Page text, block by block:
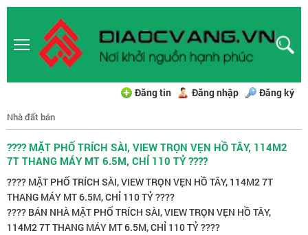
Đăng tin Đăng nhập Đăng ký
Nhà đất bán
???? MẶT PHỐ TRÍCH SÀI, VIEW TRỌN VẸN HỒ TÂY, 114M2
7T THANG MÁY MT 6.5M, CHỈ 110 TỶ ????
???? MẶT PHỐ TRÍCH SÀI, VIEW TRỌN VẸN HỒ TÂY, 114M2 7T
THANG MÁY MT 6.5M, CHỈ 110 TỶ ????
???? BÁN NHÀ MẶT PHỐ TRÍCH SÀI, VIEW TRỌN VẸN HỒ TÂY,
114M2 7T THANG MÁY MT 6.5M, CHỈ 110 TỶ ????